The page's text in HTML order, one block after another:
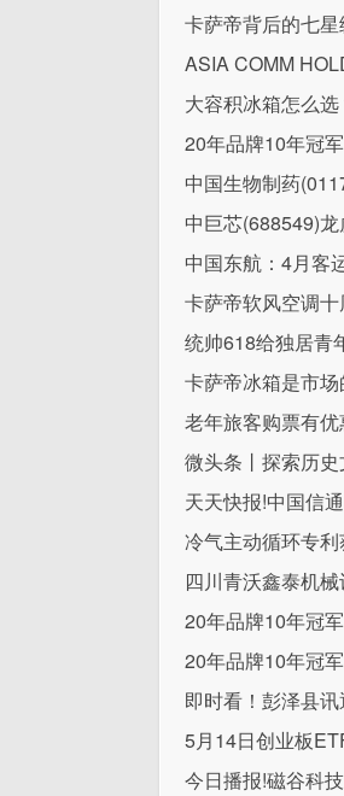
卡萨帝背后的七
ASIA COMM
大容积冰箱怎么
20年品牌10年冠
中国生物制药
中巨芯(688549)
中国东航：4月客
卡萨帝软风空调
统帅618给独居青
卡萨帝冰箱是市
老年旅客购票有优
微头条丨探索历
天天快报!中国信
冷气主动循环专利
四川青沃鑫泰机
20年品牌10年冠
20年品牌10年冠
即时看！彭泽县
5月14日创业板
今日播报!磁谷科